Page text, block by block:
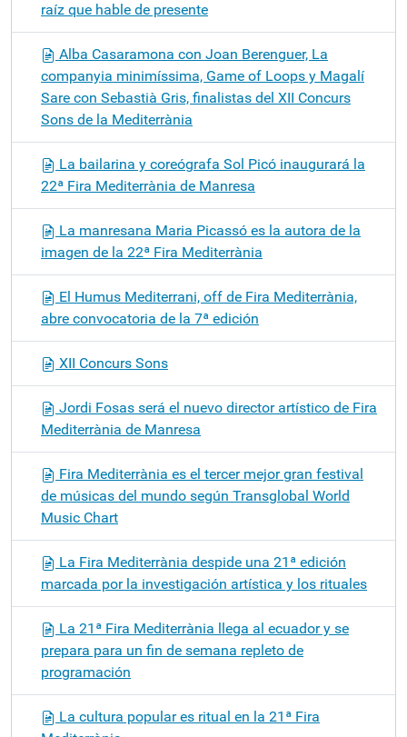
raíz que hable de presente
Alba Casaramona con Joan Berenguer, La
companyia minimíssima, Game of Loops y Magalí
Sare con Sebastià Gris, finalistas del XII Concurs
Sons de la Mediterrània
La bailarina y coreógrafa Sol Picó inaugurará la
22ª Fira Mediterrània de Manresa
La manresana Maria Picassó es la autora de la
imagen de la 22ª Fira Mediterrània
El Humus Mediterrani, off de Fira Mediterrània,
abre convocatoria de la 7ª edición
XII Concurs Sons
Jordi Fosas será el nuevo director artístico de Fira
Mediterrània de Manresa
Fira Mediterrània es el tercer mejor gran festival
de músicas del mundo según Transglobal World
Music Chart
La Fira Mediterrània despide una 21ª edición
marcada por la investigación artística y los rituales
La 21ª Fira Mediterrània llega al ecuador y se
prepara para un fin de semana repleto de
programación
La cultura popular es ritual en la 21ª Fira